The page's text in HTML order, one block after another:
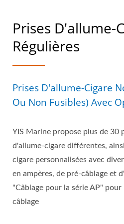
Prises D'allume-
Régulières
Prises D'allume-Cigare
Ou Non Fusibles) Avec
YIS Marine propose plus de 30
d'allume-cigare différentes,
cigare personnalisées avec
en ampères, de pré-câblage et
"Câblage pour la série AP"
câblage